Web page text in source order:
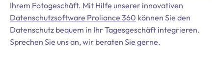
Ihrem Fotogeschäft. Mit Hilfe unserer innovativen
Datenschutzsoftware Proliance 360 können Sie den
Datenschutz bequem in Ihr Tagesgeschäft integrieren.
Sprechen Sie uns an, wir beraten Sie gerne.